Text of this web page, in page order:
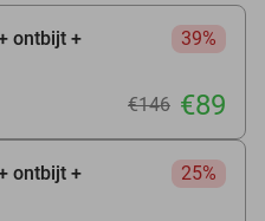
ontbijt +
39%
€146 €89
ontbijt +
25%